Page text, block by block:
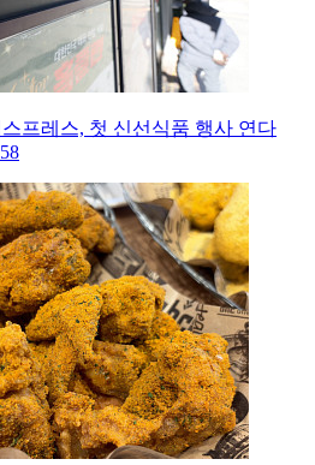
프레스, 첫 신선식품 행사 연다